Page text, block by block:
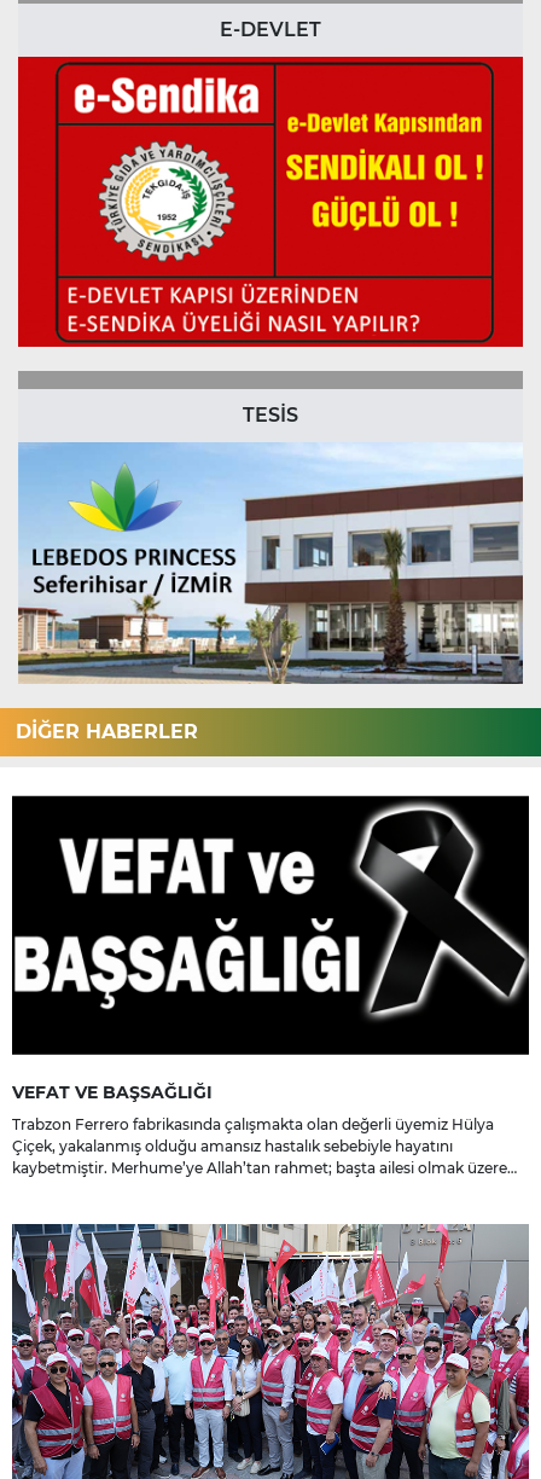
E-DEVLET
TESİS
DİĞER HABERLER
VEFAT VE BAŞSAĞLIĞI
Trabzon Ferrero fabrikasında çalışmakta olan değerli üyemiz Hülya
Çiçek, yakalanmış olduğu amansız hastalık sebebiyle hayatını
kaybetmiştir. Merhume’ye Allah’tan rahmet; başta ailesi olmak üzere